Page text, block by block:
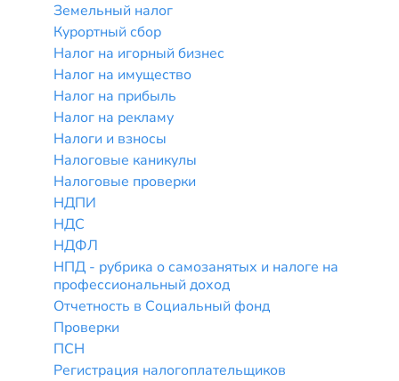
Земельный налог
Курортный сбор
Налог на игорный бизнес
Налог на имущество
Налог на прибыль
Налог на рекламу
Налоги и взносы
Налоговые каникулы
Налоговые проверки
НДПИ
НДС
НДФЛ
НПД - рубрика о самозанятых и налоге на
профессиональный доход
Отчетность в Социальный фонд
Проверки
ПСН
Регистрация налогоплательщиков